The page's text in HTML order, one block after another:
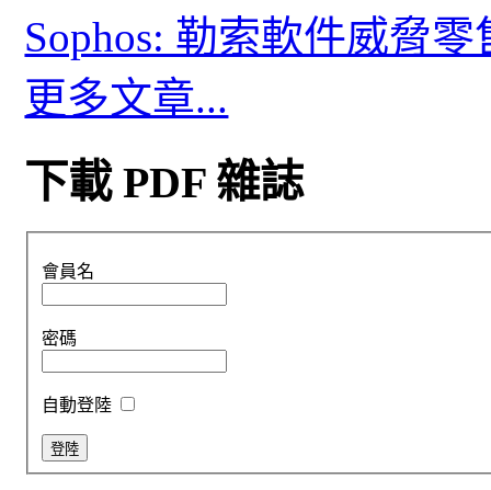
Sophos: 勒索軟件威脅
更多文章...
下載 PDF 雜誌
會員名
密碼
自動登陸